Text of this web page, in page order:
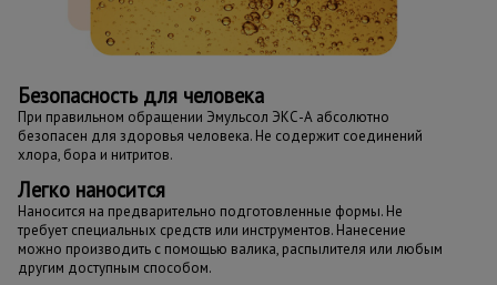
Безопасностьдля человека
При правильном обращении Эмульсол ЭКС-А абсолютно
безопасен для здоровья человека. Не содержит соединений
хлора, бора и нитритов.
Легко наносится
Наносится на предварительно подготовленные формы. Не
требует специальных средств или инструментов. Нанесение
можно производить с помощью валика, распылителя или любым
другим доступным способом.